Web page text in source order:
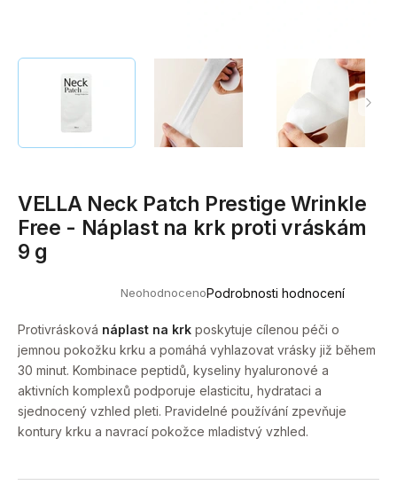
produktu
je
0,0
z
5
hvězdiček.
NeohodnocenoPodrobnosti hodnocení
VELLA Neck Patch Prestige Wrinkle
Free - Náplast na krk proti vráskám
9 g
Protivrásková náplast na krk poskytuje cílenou péči o
jemnou pokožku krku a pomáhá vyhlazovat vrásky již během
30 minut. Kombinace peptidů, kyseliny hyaluronové a
aktivních komplexů podporuje elasticitu, hydrataci a
sjednocený vzhled pleti. Pravidelné používání zpevňuje
kontury krku a navrací pokožce mladistvý vzhled.
í
HLEDAT
p
o
r
u
č
u
j
m